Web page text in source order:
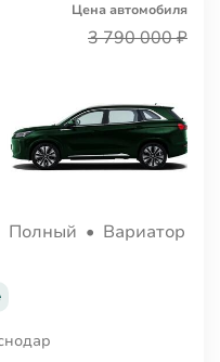
Цена автомобиля
3 790 000 ₽
Полный • Вариатор